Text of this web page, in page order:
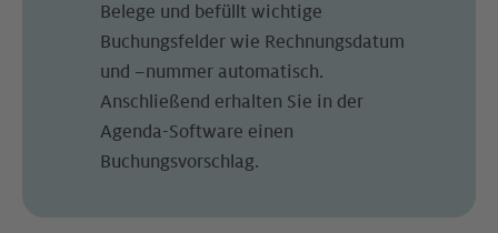
Belege und befüllt wichtige
Buchungsfelder wie Rechnungsdatum
und –nummer automatisch.
Anschließend erhalten Sie in der
Agenda-Software einen
Buchungsvorschlag.